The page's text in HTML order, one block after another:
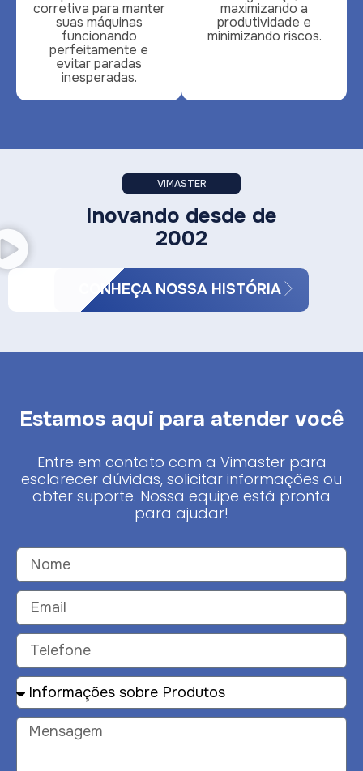
corretiva para manter
suas máquinas
funcionando
perfeitamente e
evitar paradas
inesperadas.
maximizando a
produtividade e
minimizando riscos.
VIMASTER
Inovando desde de
2002
CONHEÇA NOSSA HISTÓRIA
Estamos aqui para atender você
Entre em contato com a Vimaster para
esclarecer dúvidas, solicitar informações ou
obter suporte. Nossa equipe está pronta
para ajudar!